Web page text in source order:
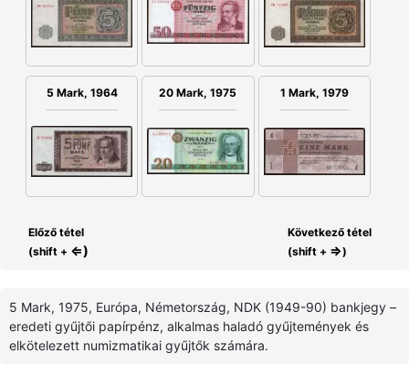
5 Mark, 1964 20 Mark, 1975 1 Mark, 1979
Előző tétel
(shift + ⇐)
Következő tétel
(shift + ⇒)
5 Mark, 1975, Európa, Németország, NDK (1949-90) bankjegy –
eredeti gyűjtői papírpénz, alkalmas haladó gyűjtemények és
elkötelezett numizmatikai gyűjtők számára.